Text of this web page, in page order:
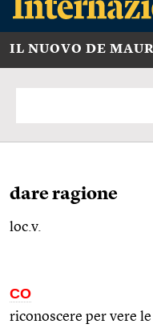
IL NUOVO DE
dare ragione
loc.v.
CO
riconoscere per vere